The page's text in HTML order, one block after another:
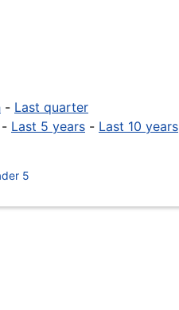
- Last quarter
- Last 5 years - Last 10 years
5